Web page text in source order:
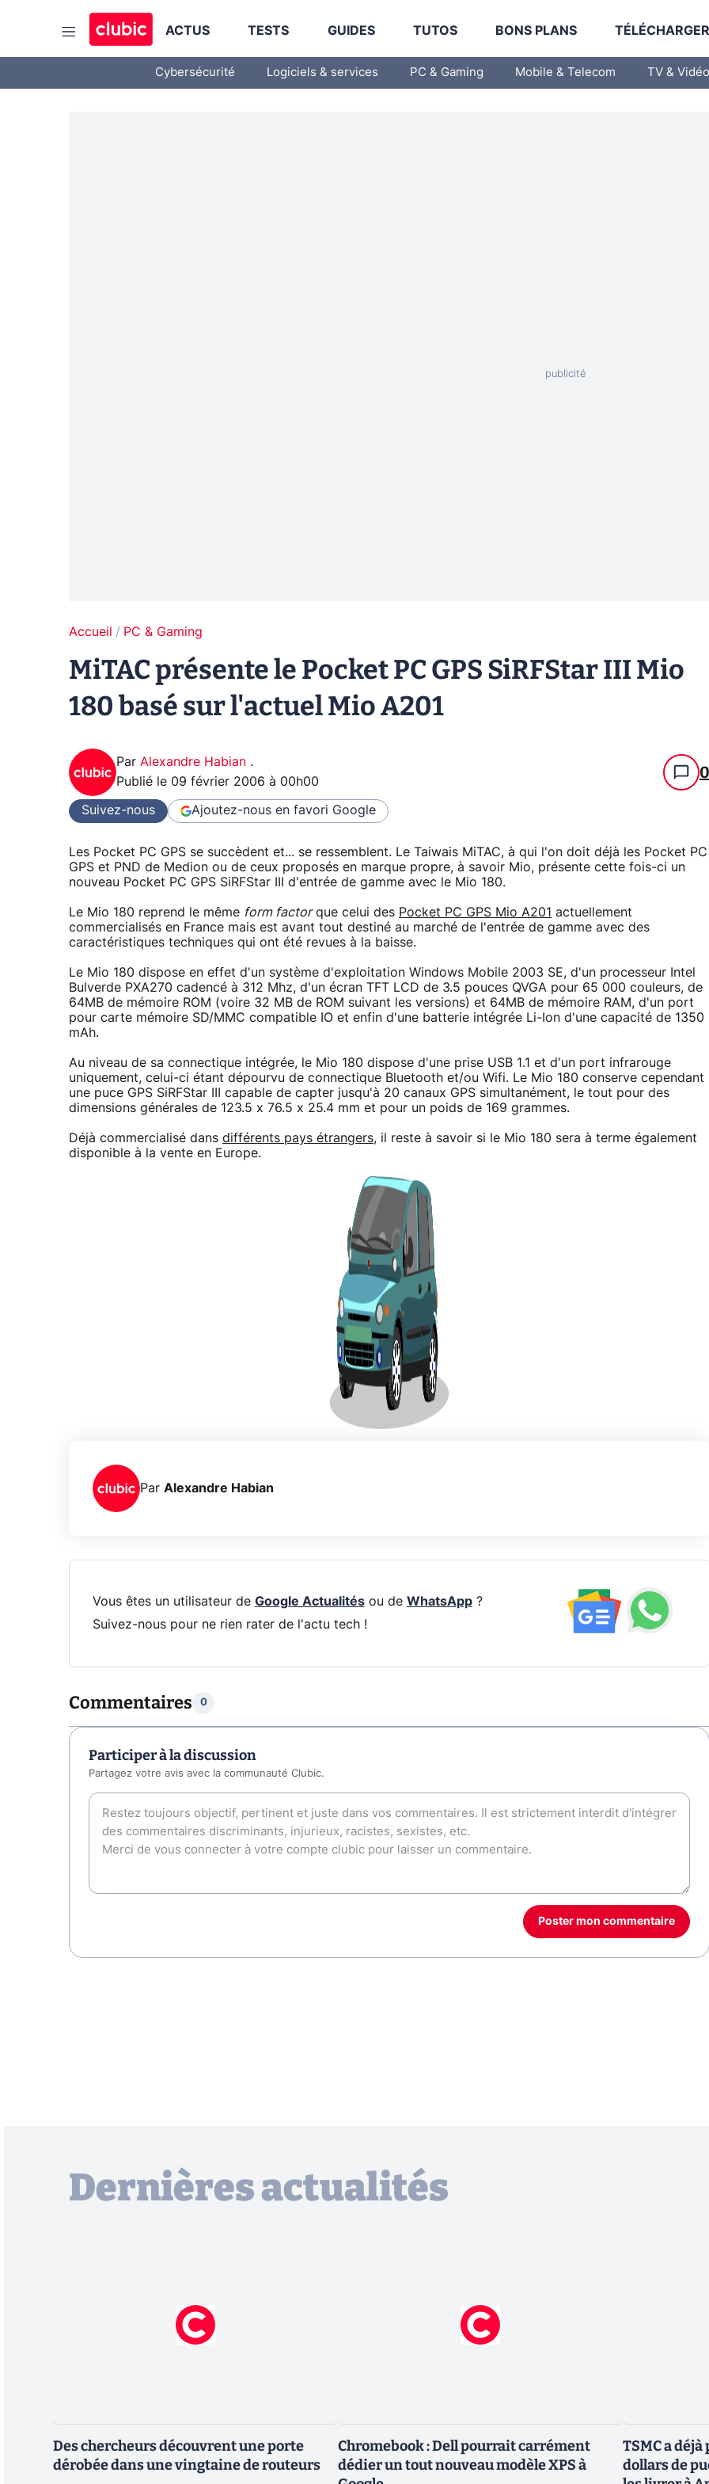
ACTUS TESTS GUIDES TUTOS BONS PLANS
Cybersécurité Logiciels & services PC & Gaming Mobile & Telecom TV & Vidéo
Accueil PC & Gaming
MiTAC présente le Pocket PC GPS SiRFStar III Mio
180 basé sur l'actuel Mio A201
Par Alexandre Habian .
Publié le 09 février 2006 à 00h00 0
Suivez-nous Ajoutez-nous en favori Google
Les Pocket PC GPS se succèdent et... se ressemblent. Le Taiwais MiTAC, à qui l'on doit déjà les Pocket PC
GPS et PND de Medion ou de ceux proposés en marque propre, à savoir Mio, présente cette fois-ci un
nouveau Pocket PC GPS SiRFStar III d'entrée de gamme avec le Mio 180.
Le Mio 180 reprend le même form factorque celui des Pocket PC GPS Mio A201 actuellement
commercialisés en France mais est avant tout destiné au marché de l'entrée de gamme avec des
caractéristiques techniques qui ont été revues à la baisse.
Le Mio 180 dispose en effet d'un système d'exploitation Windows Mobile 2003 SE, d'un processeur Intel
Bulverde PXA270 cadencé à 312 Mhz, d'un écran TFT LCD de 3.5 pouces QVGA pour 65 000 couleurs, de
64MB de mémoire ROM (voire 32 MB de ROM suivant les versions) et 64MB de mémoire RAM, d'un port
pour carte mémoire SD/MMC compatible IO et enfin d'une batterie intégrée Li-Ion d'une capacité de 1350
mAh.
Au niveau de sa connectique intégrée, le Mio 180 dispose d'une prise USB 1.1 et d'un port infrarouge
uniquement, celui-ci étant dépourvu de connectique Bluetooth et/ou Wifi. Le Mio 180 conserve cependant
une puce GPS SiRFStar III capable de capter jusqu'à 20 canaux GPS simultanément, le tout pour des
dimensions générales de 123.5 x 76.5 x 25.4 mm et pour un poids de 169 grammes.
Déjà commercialisé dans différents pays étrangers, il reste à savoir si le Mio 180 sera à terme également
disponible à la vente en Europe.
Par Alexandre Habian
Vous êtes un utilisateur de Google Actualitésou de WhatsApp?
Suivez-nous pour ne rien rater de l'actu tech !
Commentaires 0
Participer à la discussion
Partagez votre avis avec la communauté Clubic.
Poster mon commentaire
Dernières actualités
Des chercheurs découvrent une porte
dérobée dans une vingtaine de routeurs
Chromebook : Dell pourrait carrément
dédier un tout nouveau modèle XPS à
TSMC a
dollars de